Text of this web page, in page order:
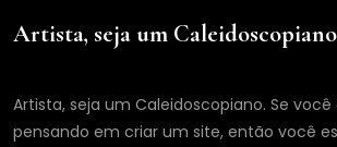
Artista, seja um Caleidoscopiano
Artista, seja um Caleidoscopiano. Se
pensando em criar um site, então você